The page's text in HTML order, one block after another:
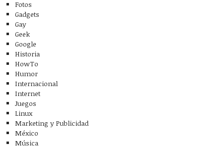
Fotos
Gadgets
Gay
Geek
Google
Historia
HowTo
Humor
Internacional
Internet
Juegos
Linux
Marketing y Publicidad
México
Música